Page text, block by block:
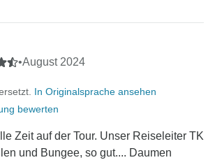
auf alle Fragen und Wünsche
ihn wirklich aus, und es freut
er dazu beigetragen hat, Ihre
zu machen. Vielen Dank für Ihr
Abenteuer wieder bei uns
Immer auf Entdeckungsreise,
•August 2024
In Originalsprache ansehen
bewerten
Zeit auf der Tour. Unser Reiseleiter TK
und Bungee, so gut.... Daumen